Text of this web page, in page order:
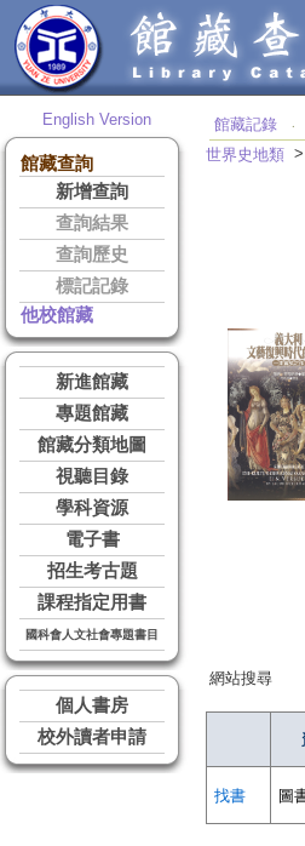
English Version
館藏查詢
新增查詢
查詢結果
查詢歷史
標記記錄
他校館藏
新進館藏
專題館藏
館藏分類地圖
視聽目錄
學科資源
電子書
招生考古題
課程指定用書
國科會人文社會專題書目
個人書房
校外讀者申請
館藏記錄 ‧
世界史地類 >
網站搜尋
找書 圖